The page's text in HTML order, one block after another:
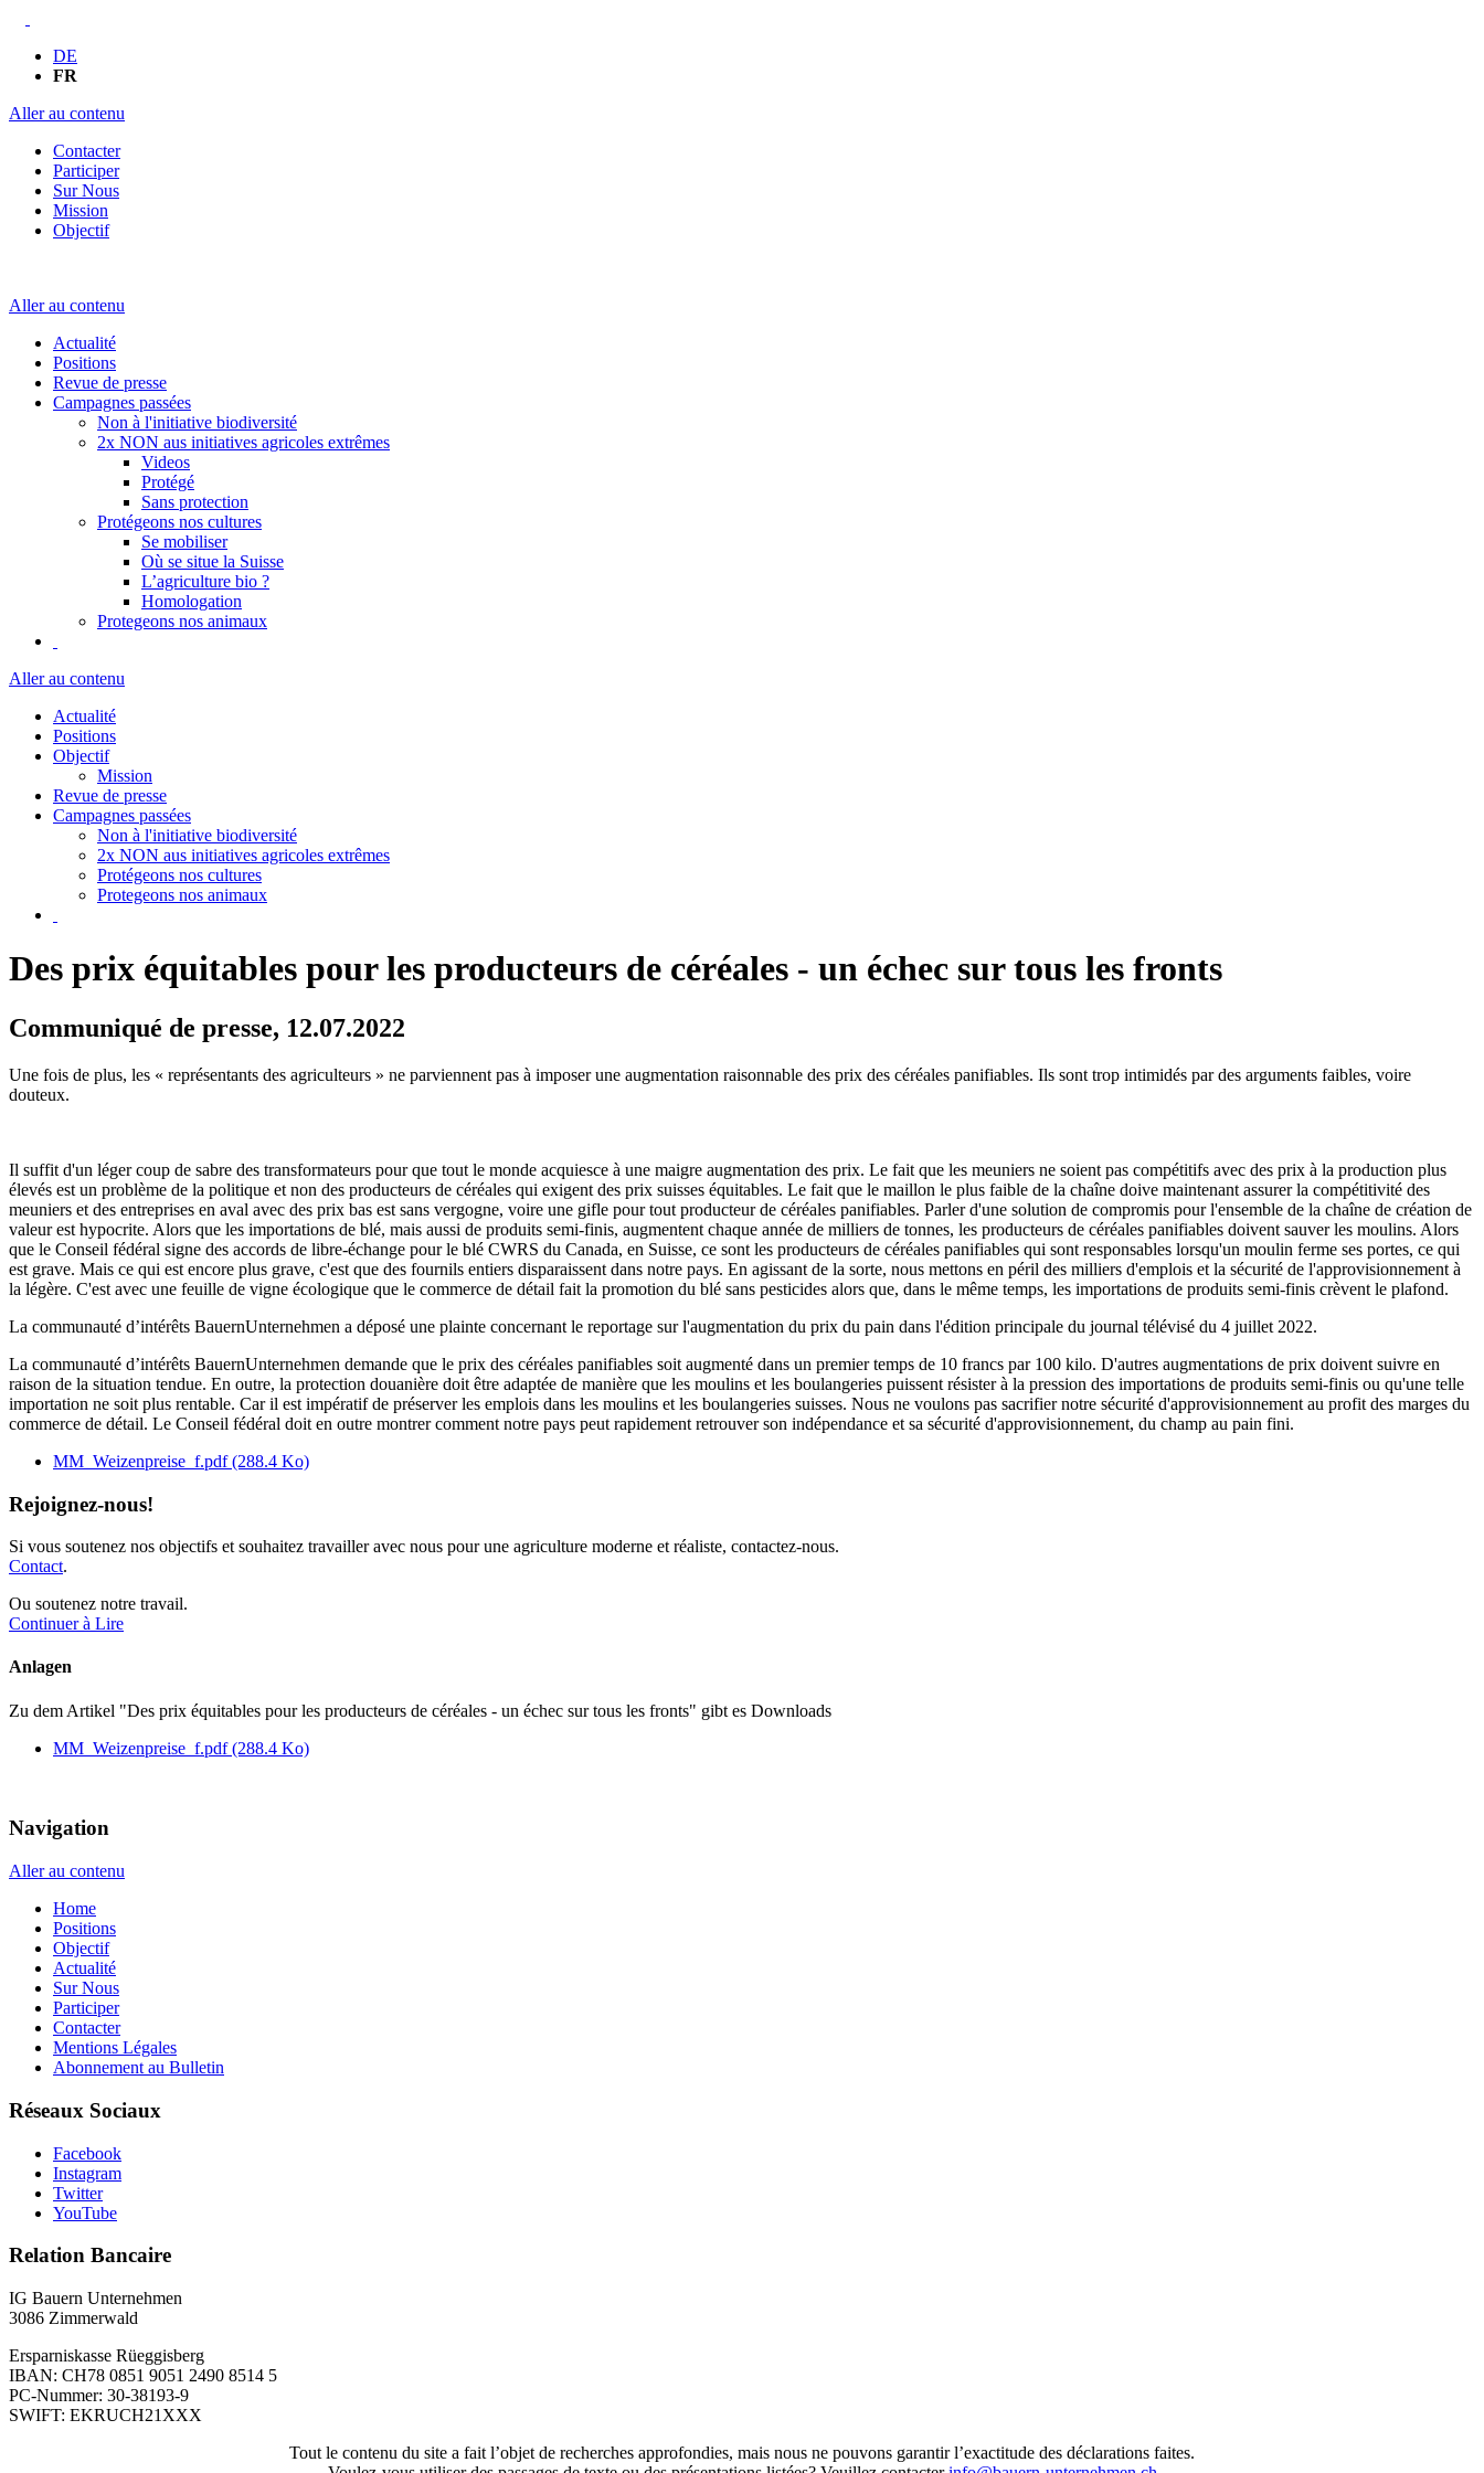
DE
FR
Aller au contenu
Contacter
Participer
Sur Nous
Mission
Objectif
Aller au contenu
Actualité
Positions
Revue de presse
Campagnes passées
Non à l'initiative biodiversité
2x NON aus initiatives agricoles extrêmes
Videos
Protégé
Sans protection
Protégeons nos cultures
Se mobiliser
Où se situe la Suisse
L’agriculture bio ?
Homologation
Protegeons nos animaux
Aller au contenu
Actualité
Positions
Objectif
Mission
Revue de presse
Campagnes passées
Non à l'initiative biodiversité
2x NON aus initiatives agricoles extrêmes
Protégeons nos cultures
Protegeons nos animaux
Des prix équitables pour les producteurs de céréales - un échec sur tous les fronts
Communiqué de presse, 12.07.2022
Une fois de plus, les « représentants des agriculteurs » ne parviennent pas à imposer une augmentation raisonnable des prix des céréales panifiables. Ils sont trop intimidés par des arguments faibles, voire
douteux.
Il suffit d'un léger coup de sabre des transformateurs pour que tout le monde acquiesce à une maigre augmentation des prix. Le fait que les meuniers ne soient pas compétitifs avec des prix à la production plus
élevés est un problème de la politique et non des producteurs de céréales qui exigent des prix suisses équitables. Le fait que le maillon le plus faible de la chaîne doive maintenant assurer la compétitivité des
meuniers et des entreprises en aval avec des prix bas est sans vergogne, voire une gifle pour tout producteur de céréales panifiables. Parler d'une solution de compromis pour l'ensemble de la chaîne de création de
valeur est hypocrite. Alors que les importations de blé, mais aussi de produits semi-finis, augmentent chaque année de milliers de tonnes, les producteurs de céréales panifiables doivent sauver les moulins. Alors
que le Conseil fédéral signe des accords de libre-échange pour le blé CWRS du Canada, en Suisse, ce sont les producteurs de céréales panifiables qui sont responsables lorsqu'un moulin ferme ses portes, ce qui
est grave. Mais ce qui est encore plus grave, c'est que des fournils entiers disparaissent dans notre pays. En agissant de la sorte, nous mettons en péril des milliers d'emplois et la sécurité de l'approvisionnement à
la légère. C'est avec une feuille de vigne écologique que le commerce de détail fait la promotion du blé sans pesticides alors que, dans le même temps, les importations de produits semi-finis crèvent le plafond.
La communauté d’intérêts BauernUnternehmen a déposé une plainte concernant le reportage sur l'augmentation du prix du pain dans l'édition principale du journal télévisé du 4 juillet 2022.
La communauté d’intérêts BauernUnternehmen demande que le prix des céréales panifiables soit augmenté dans un premier temps de 10 francs par 100 kilo. D'autres augmentations de prix doivent suivre en
raison de la situation tendue. En outre, la protection douanière doit être adaptée de manière que les moulins et les boulangeries puissent résister à la pression des importations de produits semi-finis ou qu'une telle
importation ne soit plus rentable. Car il est impératif de préserver les emplois dans les moulins et les boulangeries suisses. Nous ne voulons pas sacrifier notre sécurité d'approvisionnement au profit des marges du
commerce de détail. Le Conseil fédéral doit en outre montrer comment notre pays peut rapidement retrouver son indépendance et sa sécurité d'approvisionnement, du champ au pain fini.
MM_Weizenpreise_f.pdf(288.4 Ko)
Rejoignez-nous!
Si vous soutenez nos objectifs et souhaitez travailler avec nous pour une agriculture moderne et réaliste, contactez-nous.
Contact.
Ou soutenez notre travail.
Continuer à Lire
Anlagen
Zu dem Artikel "Des prix équitables pour les producteurs de céréales - un échec sur tous les fronts" gibt es Downloads
MM_Weizenpreise_f.pdf(288.4 Ko)
Navigation
Aller au contenu
Home
Positions
Objectif
Actualité
Sur Nous
Participer
Contacter
Mentions Légales
Abonnement au Bulletin
Réseaux Sociaux
Facebook
Instagram
Twitter
YouTube
Relation Bancaire
IG Bauern Unternehmen
3086 Zimmerwald
Ersparniskasse Rüeggisberg
IBAN: CH78 0851 9051 2490 8514 5
PC-Nummer: 30-38193-9
SWIFT: EKRUCH21XXX
Tout le contenu du site a fait l’objet de recherches approfondies, mais nous ne pouvons garantir l’exactitude des déclarations faites.